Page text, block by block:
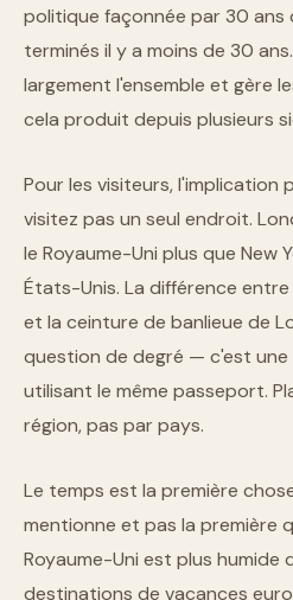
politique façonnée par 30 ans
terminés il y a moins de 30
largement l'ensemble et gère
cela produit depuis plusieurs
Pour les visiteurs, l'implication
visitez pas un seul endroit.
le Royaume-Uni plus que New
États-Unis. La différence entre
et la ceinture de banlieue de
question de degré — c'est une
utilisant le même passeport.
région, pas par pays.
Le temps est la première
mentionne et pas la première
Royaume-Uni est plus humide
destinations de vacances